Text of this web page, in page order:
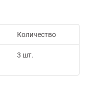
Количество
3 шт.